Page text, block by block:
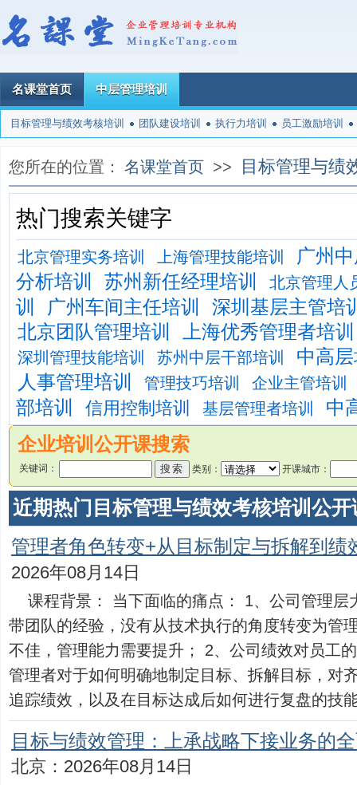
名课堂首页 中层管理培训
目标管理与绩效考核培训 团队建设培训 执行力培训 员工激励培训
您所在的位置： 名课堂首页 >> 目标管理与绩
热门搜索关键字
北京管理实务培训 上海管理技能培训
广州
分析培训
苏州新任经理培训 北京管理人
训 广州车间主任培训
深圳基层主管培
北京团队管理培训
上海优秀管理者培训
深圳管理技能培训 苏州中层干部培训
中高
人事管理培训
管理技巧培训 企业主管培训
部培训 信用控制培训 基层管理者培训
中
企业培训公开课搜索
关键词： 类别： 开课城市：
近期热门目标管理与绩效考核培训公
管理者角色转变+从目标制定与拆解到绩
2026年08月14日
课程背景： 当下面临的痛点： 1、公司管理层
带团队的经验，没有从技术执行的角度转变为管
不佳，管理能力需要提升； 2、公司绩效对员工
管理者对于如何明确地制定目标、拆解目标，对
追踪绩效，以及在目标达成后如何进行复盘的技
目标与绩效管理：上承战略下接业务的
北京：2026年08月14日